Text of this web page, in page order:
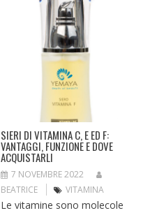
SIERI DI VITAMINA C, E ED F:
VANTAGGI, FUNZIONE E DOVE
ACQUISTARLI
7 NOVEMBRE 2022
BEATRICE
VITAMINA
Le vitamine sono molecole